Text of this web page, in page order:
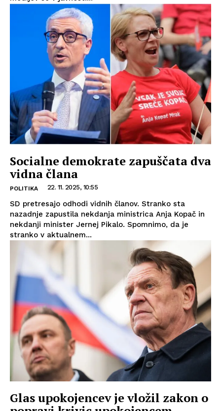
Socialne demokrate zapuščata dva
vidna člana
POLITIKA 22. 11. 2025, 10:55
SD pretresajo odhodi vidnih članov. Stranko sta
nazadnje zapustila nekdanja ministrica Anja Kopač in
nekdanji minister Jernej Pikalo. Spomnimo, da je
stranko v aktualnem...
Glas upokojencev je vložil zakon o